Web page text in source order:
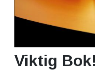
Viktig Bok!